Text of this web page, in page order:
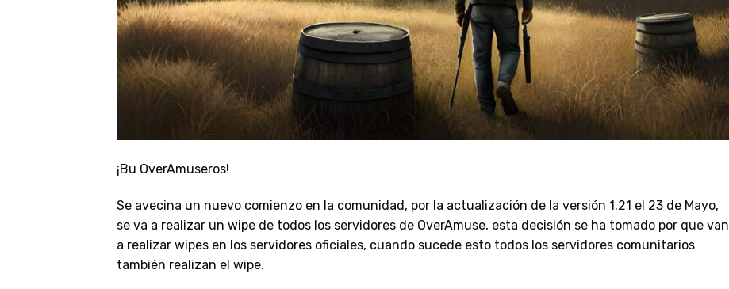
¡Bu OverAmuseros!
Se avecina un nuevo comienzo en la comunidad, por la actualización de la versión 1.21 el 23 de Mayo,
se va a realizar un wipe de todos los servidores de OverAmuse, esta decisión se ha tomado por que van
a realizar wipes en los servidores oficiales, cuando sucede esto todos los servidores comunitarios
también realizan el wipe.